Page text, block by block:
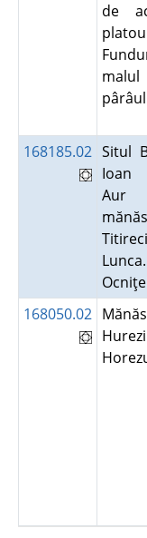
de
168185.02 Situl
Ioan
Aur
168050.02